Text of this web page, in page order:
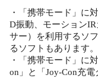
・「携帯モード」に
D振動、モーション
サー）を利用するソ
るソフトもあります。
・「携帯モード」に
on」と「Joy-Con充